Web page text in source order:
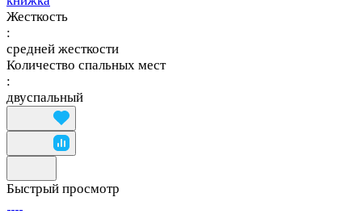
Жесткость
:
средней жесткости
Количество спальных мест
:
двуспальный
Быстрый просмотр